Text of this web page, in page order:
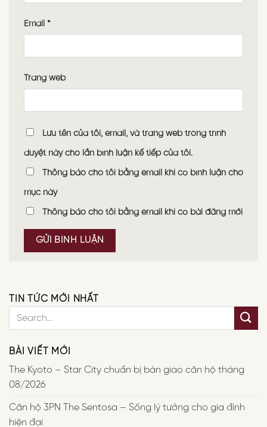
Email *
Trang web
Lưu tên của tôi, email, và trang web trong trình
duyệt này cho lần bình luận kế tiếp của tôi.
Thông báo cho tôi bằng email khi có bình luận cho
mục này
Thông báo cho tôi bằng email khi có bài đăng mới
TIN TỨC MỚI NHẤT
BÀI VIẾT MỚI
The Kyoto – Star City chuẩn bị bàn giao căn hộ tháng
08/2026
Căn hộ 3PN The Sentosa – Sống lý tưởng cho gia đình
hiện đại